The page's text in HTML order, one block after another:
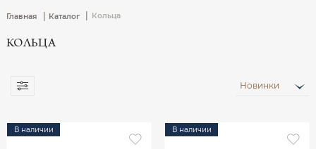
Главная | Каталог Кольца
КОЛЬЦА
Новинки
В наличии В наличии